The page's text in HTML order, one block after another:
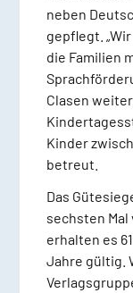
neben
gepflegt.
die Familien
Clasen
Kinder
betreut.
Das
sechsten
erhalten es
Jahre gültig.